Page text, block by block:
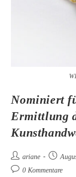
Nominiert
Ermittlung
Beitrags-
Autor:
ariane
Beitrag
Beitrags-
0 Kommentare